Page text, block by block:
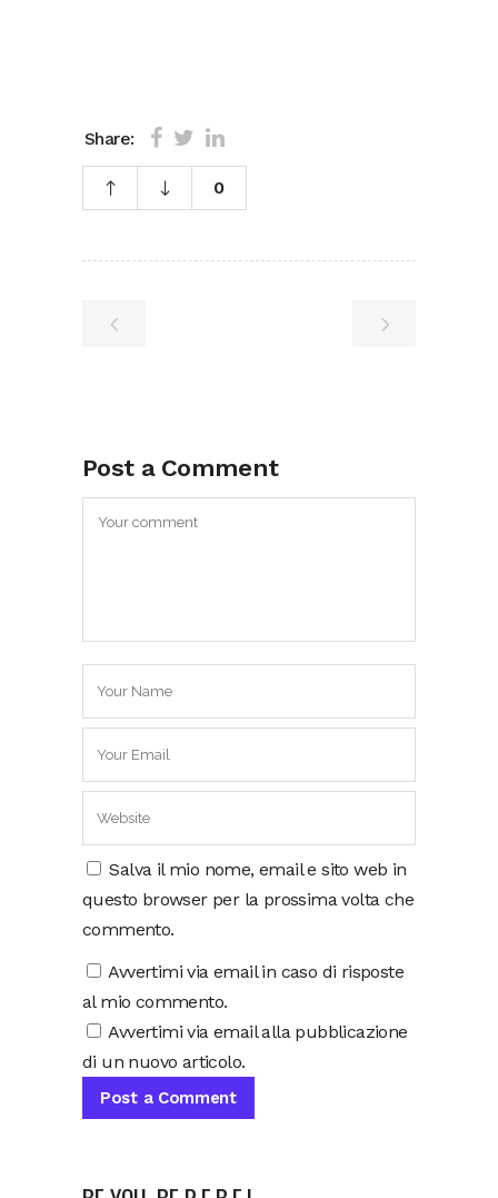
Share:
0
Post a Comment
Salva il mio nome, email e sito web in
questo browser per la prossima volta che
commento.
Avvertimi via email in caso di risposte
al mio commento.
Avvertimi via email alla pubblicazione
di un nuovo articolo.